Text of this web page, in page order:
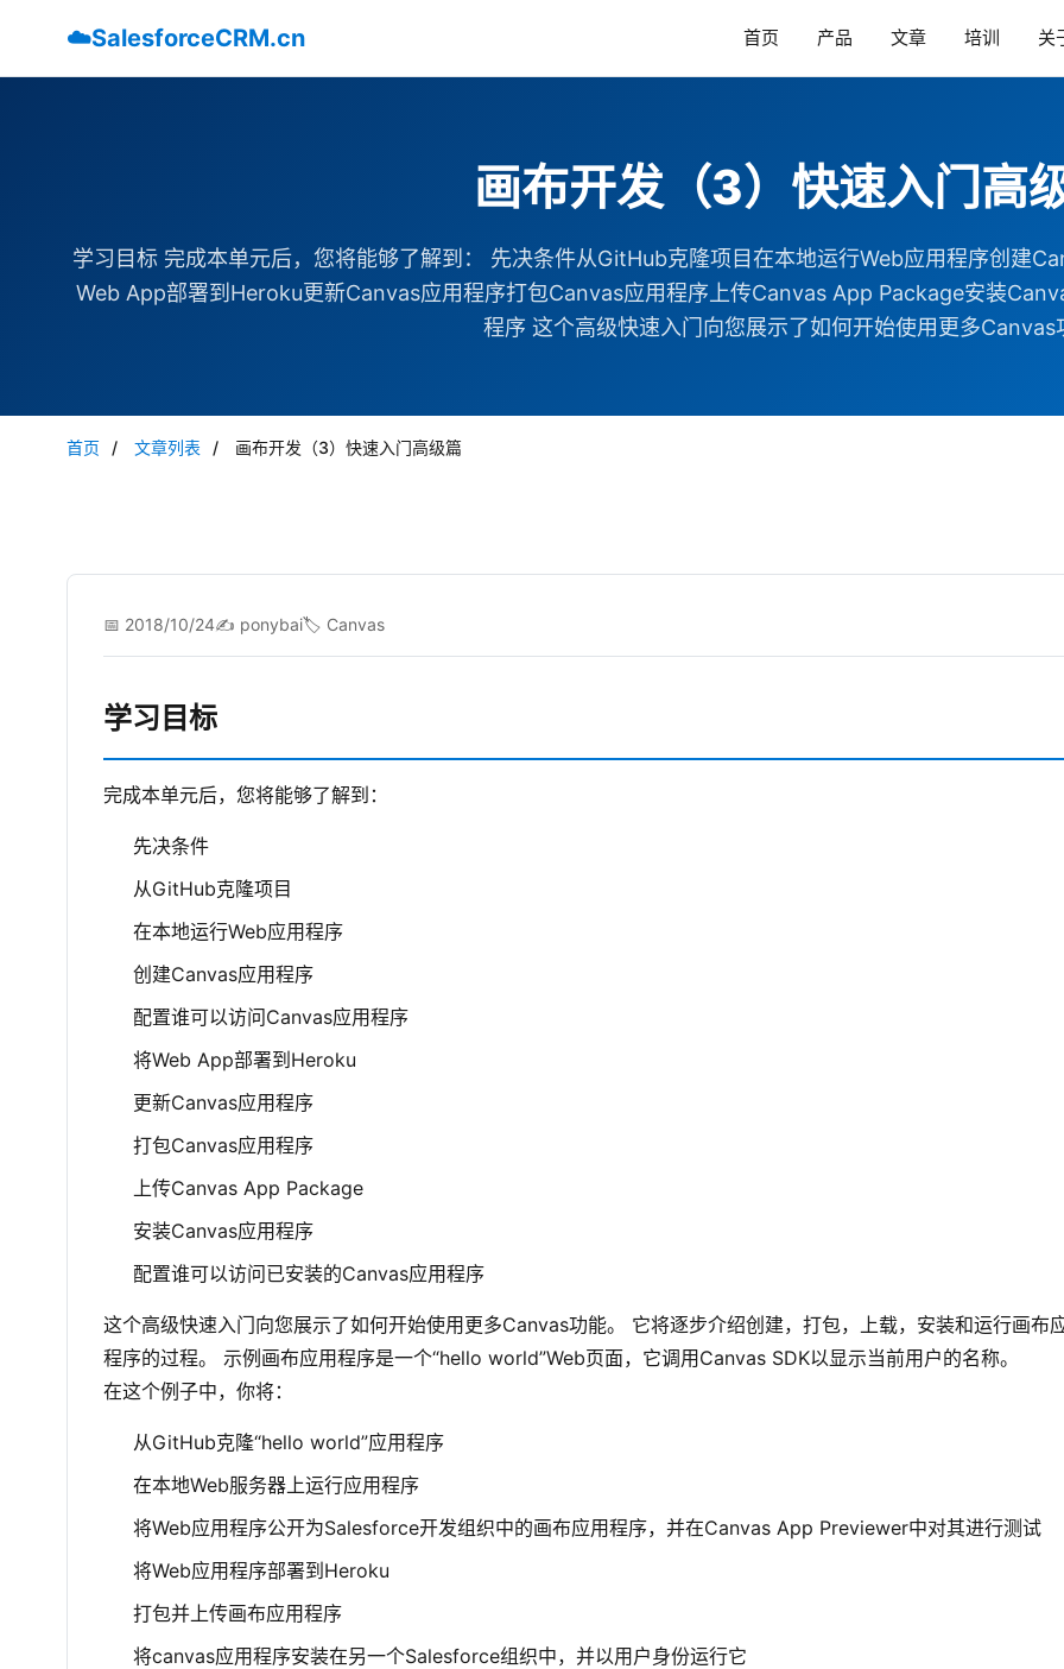
☁️SalesforceCRM.cn 首页 产品 文章 培训 关
画布开发（3）快速入门高
学习目标 完成本单元后，您将能够了解到： 先决条件从GitHub克隆项目在本地运行Web应用程序创建
Web App部署到Heroku更新Canvas应用程序打包Canvas应用程序上传Canvas App Package安装
程序 这个高级快速入门向您展示了如何开始使用更多Canvas
首页 / 文章列表 / 画布开发（3）快速入门高级篇
📅 2018/10/24✍️ ponybai🏷️ Canvas
学习目标
完成本单元后，您将能够了解到：
先决条件
从GitHub克隆项目
在本地运行Web应用程序
创建Canvas应用程序
配置谁可以访问Canvas应用程序
将Web App部署到Heroku
更新Canvas应用程序
打包Canvas应用程序
上传Canvas App Package
安装Canvas应用程序
配置谁可以访问已安装的Canvas应用程序
这个高级快速入门向您展示了如何开始使用更多Canvas功能。 它将逐步介绍创建，打包，上载，安装和运行画布
程序的过程。 示例画布应用程序是一个“hello world”Web页面，它调用Canvas SDK以显示当前用户的名称。
在这个例子中，你将：
从GitHub克隆“hello world”应用程序
在本地Web服务器上运行应用程序
将Web应用程序公开为Salesforce开发组织中的画布应用程序，并在Canvas App Previewer中对其进行测试
将Web应用程序部署到Heroku
打包并上传画布应用程序
将canvas应用程序安装在另一个Salesforce组织中，并以用户身份运行它